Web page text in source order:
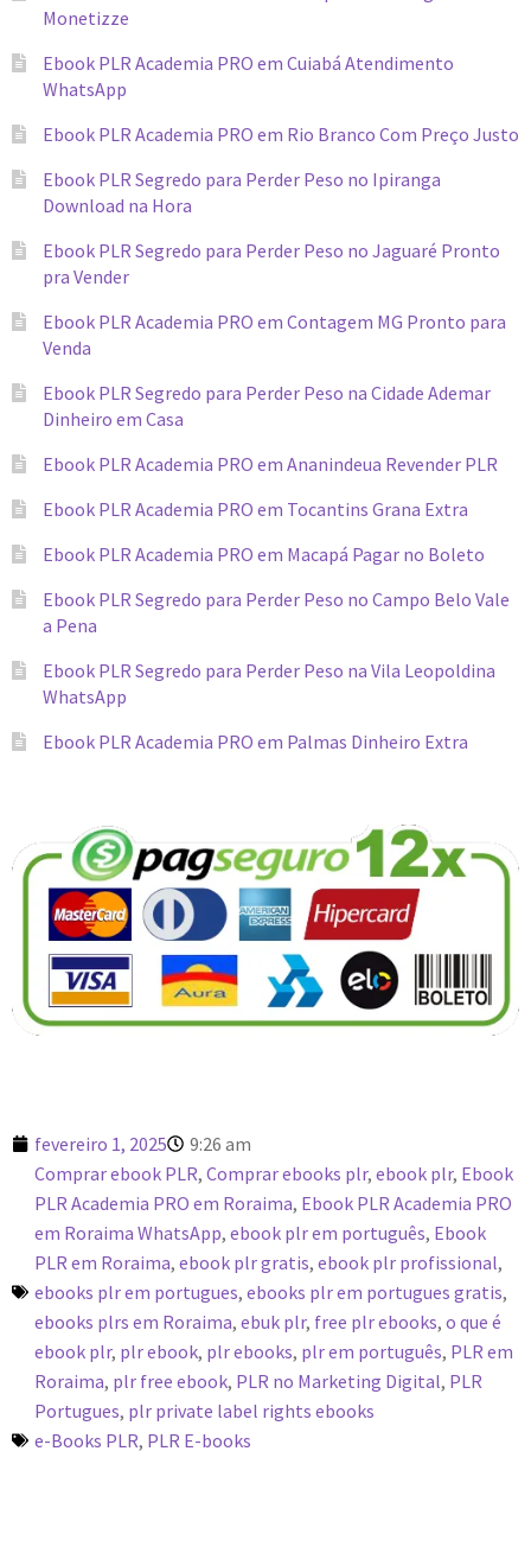
Monetizze
Ebook PLR Academia PRO em Cuiabá Atendimento
WhatsApp
Ebook PLR Academia PRO em Rio Branco Com Preço Justo
Ebook PLR Segredo para Perder Peso no Ipiranga
Download na Hora
Ebook PLR Segredo para Perder Peso no Jaguaré Pronto
pra Vender
Ebook PLR Academia PRO em Contagem MG Pronto para
Venda
Ebook PLR Segredo para Perder Peso na Cidade Ademar
Dinheiro em Casa
Ebook PLR Academia PRO em Ananindeua Revender PLR
Ebook PLR Academia PRO em Tocantins Grana Extra
Ebook PLR Academia PRO em Macapá Pagar no Boleto
Ebook PLR Segredo para Perder Peso no Campo Belo Vale
a Pena
Ebook PLR Segredo para Perder Peso na Vila Leopoldina
WhatsApp
Ebook PLR Academia PRO em Palmas Dinheiro Extra
fevereiro 1, 2025
9:26 am
Comprar ebook PLR, Comprar ebooks plr, ebook plr, Ebook
PLR Academia PRO em Roraima, Ebook PLR Academia PRO
em Roraima WhatsApp, ebook plr em português, Ebook
PLR em Roraima, ebook plr gratis, ebook plr profissional,
ebooks plr em portugues, ebooks plr em portugues gratis,
ebooks plrs em Roraima, ebuk plr, free plr ebooks, o que é
ebook plr, plr ebook, plr ebooks, plr em português, PLR em
Roraima, plr free ebook, PLR no Marketing Digital, PLR
Portugues, plr private label rights ebooks
e-Books PLR, PLR E-books